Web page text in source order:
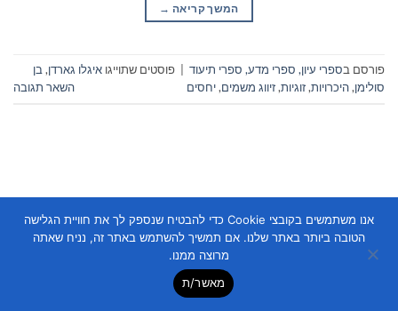
המשך קריאה →
פורסם בספרי עיון, ספרי מדע, ספרי תיעוד פוסטים שתוייגו איגלו גארדן, בן
סולימן,היכרויות,זוגיות,זיווג משמים,יחסים השאר תגובה
Copyright 2026 © Flatsome Theme
אנו משתמשים בקובצי Cookie כדי להבטיח שנספק לך את חוויית הגלישה
הטובה ביותר באתר שלנו. אם תמשיך להשתמש באתר זה, נניח שאתה
מרוצה ממנו.
מאשר/ת